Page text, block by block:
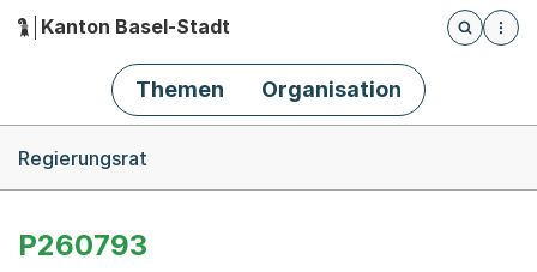
Hauptnavigation
Kanton Basel-Stadt
Öffnet
Themen Organisation
Regierungsrat
P260793